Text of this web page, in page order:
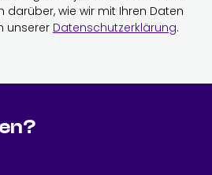
darüber, wie wir mit Ihren Daten
unserer Datenschutzerklärung.